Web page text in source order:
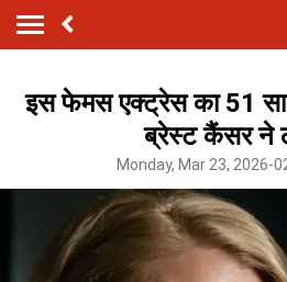
इस फेमस एक्ट्रेस का 51
ब्रेस्ट कैंसर ने
Monday, Mar 23, 2026-